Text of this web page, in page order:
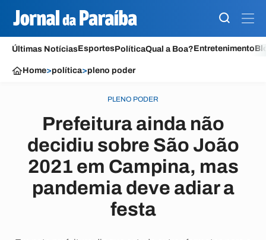
Últimas NotíciasEsportesPolíticaQual a Boa?Entretenimento
Home>política>pleno poder
PLENO PODER
Prefeitura ainda não
decidiu sobre São João
2021 em Campina, mas
pandemia deve adiar a
festa